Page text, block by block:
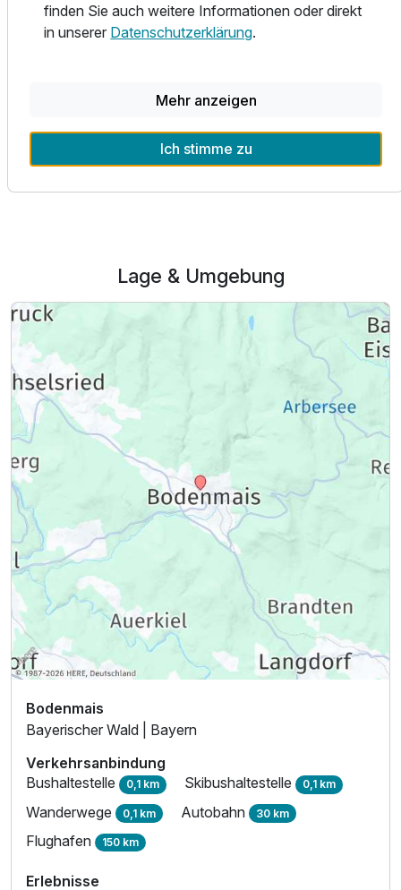
Für 7 Tage p.P. ab659,00 €
Einzelzimmer Deluxe
Ausstattung
Für 7 Tage p.P. ab
sympathischen Service.
Alle Infos zum BERGlässig Hotel Bodenmais
Lage & Umgebung
Bodenmais
Bayerischer Wald | Bayern
Verkehrsanbindung
Bushaltestelle 0,1 km Skibushaltestelle 0,1 km
Wanderwege 0,1 km Autobahn 30 km
Flughafen 150 km
Erlebnisse
finden Sie auch weitere Informationen oder direkt
in unserer Datenschutzerklärung.
Mehr anzeigen
Ich stimme zu